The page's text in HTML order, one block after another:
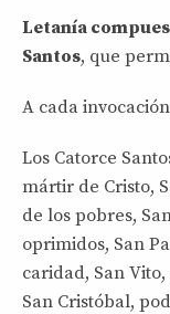
Letanía
Santos, que
A cada
Los Catorce
mártir de Cristo,
de los pobres,
oprimidos, San
caridad, San
San Cristóbal,